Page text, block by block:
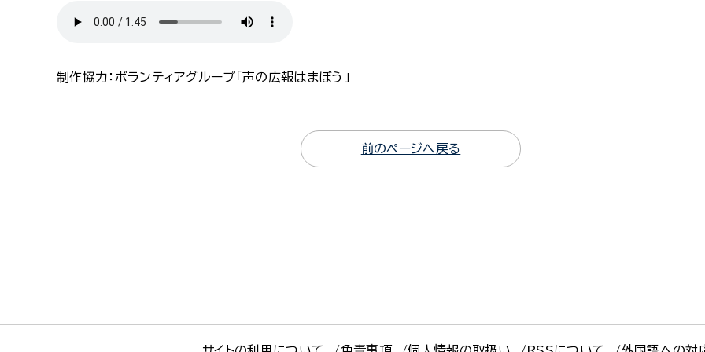
制作協力：ボランティアグループ「声の広報はまぼう」
前のページへ戻る